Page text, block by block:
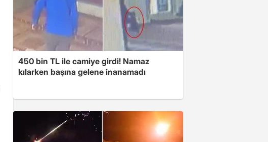
450 bin TL ile camiye girdi! Namaz
kılarken başına gelene inanamadı